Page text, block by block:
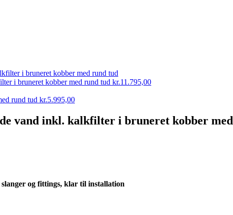
i bruneret kobber med rund tud kr.11.795,00
rund tud kr.5.995,00
vand inkl. kalkfilter i bruneret kobber med
og fittings, klar til installation